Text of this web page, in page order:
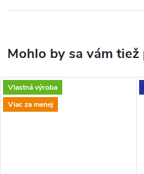
Vlastná výroba
Viac za menej